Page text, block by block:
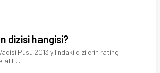
dizisi hangisi?
Pusu 2013 yılındaki dizilerin rating
attı....